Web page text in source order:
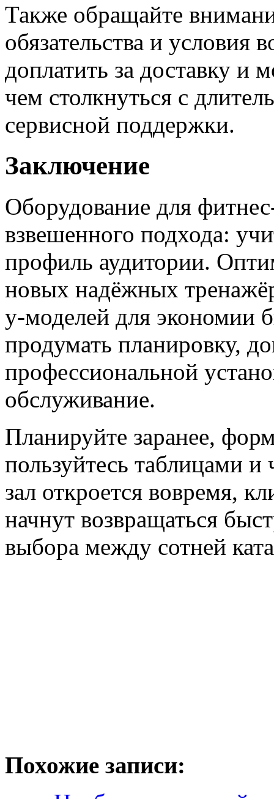
Также обращайте
обязательства и условия
доплатить за доставку и
чем столкнуться с
сервисной поддержки.
Заключение
Оборудование для
взвешенного подхода:
профиль аудитории.
новых надёжных
у‑моделей для
продумать планировку,
профессиональной
обслуживание.
Планируйте заранее,
пользуйтесь таблицами и
зал откроется вовремя,
начнут возвращаться
выбора между сотней
Похожие записи: